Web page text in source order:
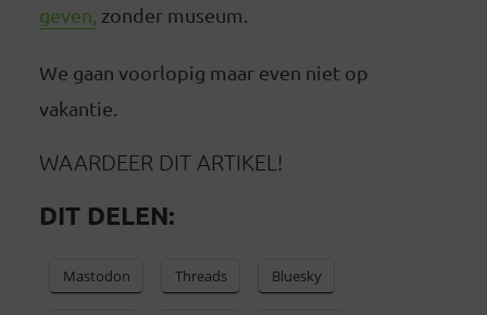
geven, zonder museum.
We gaan voorlopig maar even niet op
vakantie.
WAARDEER DIT ARTIKEL!
DIT DELEN:
Mastodon Threads Bluesky